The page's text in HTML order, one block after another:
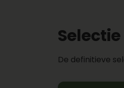
De definitieve